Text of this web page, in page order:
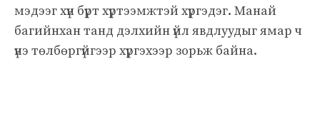
мэдээг хүн бүрт хүртээмжтэй хүргэдэг. Манай
багийнхан танд дэлхийн үйл явдлуудыг ямар ч
үнэ төлбөргүйгээр хүргэхээр зорьж байна.